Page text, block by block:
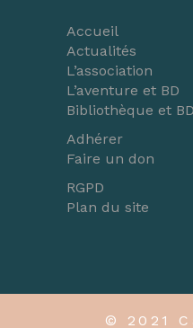
Accueil
Actualités
L’association
L’aventure et BD
Bibliothèque et BD
Adhérer
Faire un don
RGPD
Plan du site
© 2021